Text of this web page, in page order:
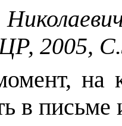
2005,
на
в письме